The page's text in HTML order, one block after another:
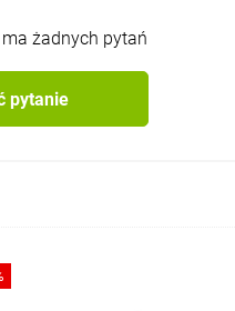
żadnych pytań
pytanie